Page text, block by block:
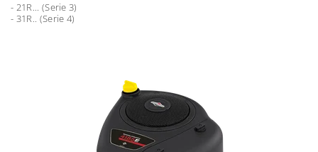
- 21R... (Serie 3)
- 31R.. (Serie 4)